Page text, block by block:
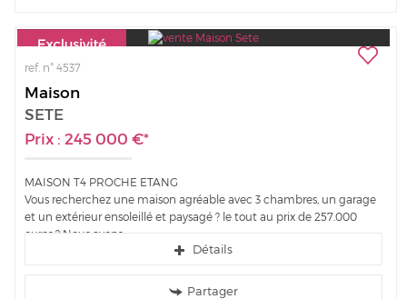
ref. n° 4537
Maison
SETE
Prix : 245 000 €*
MAISON T4 PROCHE ETANG
Vous recherchez une maison agréable avec 3 chambres, un garage
et un extérieur ensoleillé et paysagé ? le tout au prix de 257.000
euros ? Nous avons...
Détails
Partager